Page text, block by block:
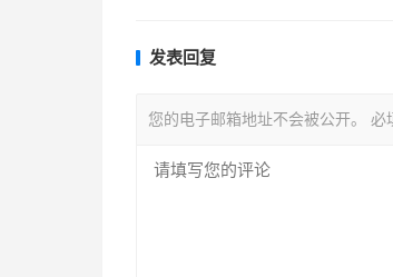
发表回复
您的电子邮箱地址不会被公开。 必